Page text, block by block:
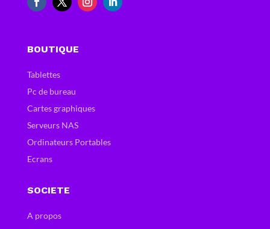
BOUTIQUE
Tablettes
Pc de bureau
Cartes graphiques
Serveurs NAS
Ordinateurs Portables
Ecrans
SOCIETE
A propos